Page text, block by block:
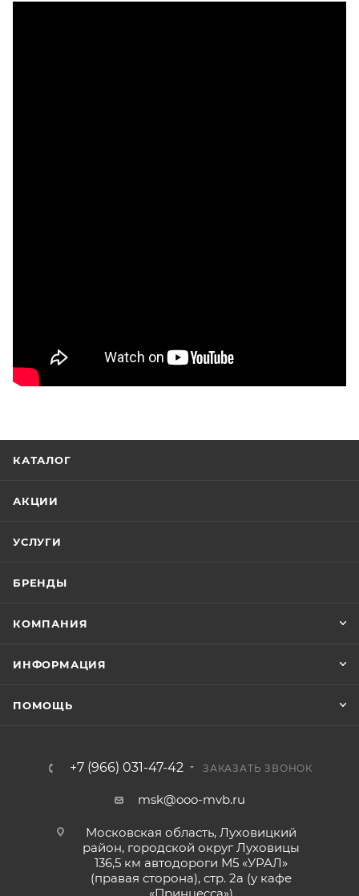
КАТАЛОГ
АКЦИИ
УСЛУГИ
БРЕНДЫ
КОМПАНИЯ
ИНФОРМАЦИЯ
ПОМОЩЬ
+7 (966) 031-47-42 ЗАКАЗАТЬ ЗВОНОК
msk@ooo-mvb.ru
Московская область, Луховицкий
район, городской округ Луховицы
136,5 км автодороги М5 «УРАЛ»
(правая сторона), стр. 2а (у кафе